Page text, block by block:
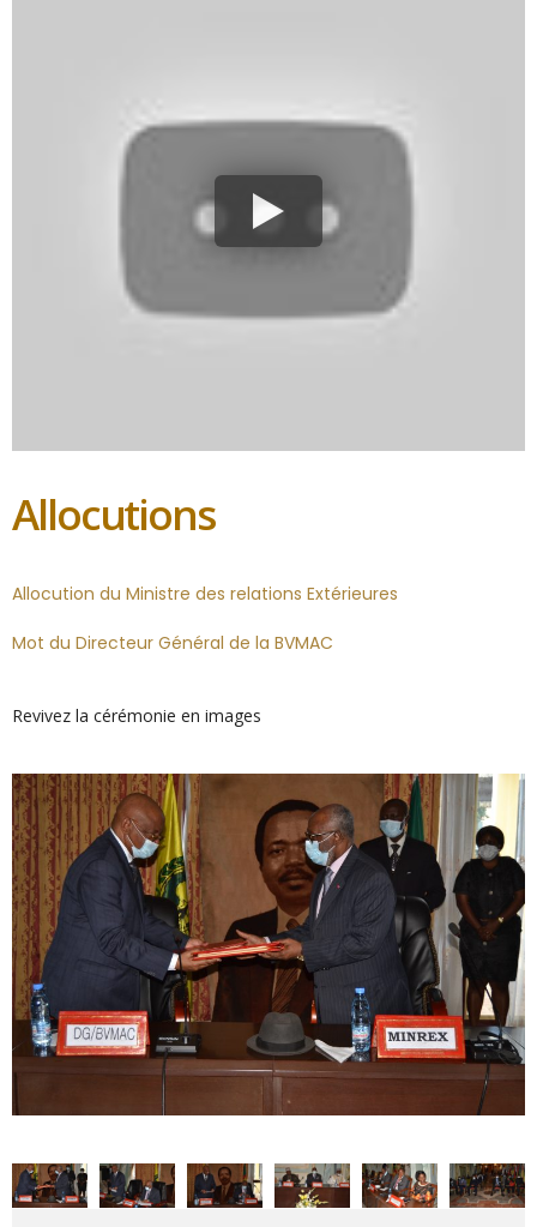
Allocutions
Allocution du Ministre des relations Extérieures
Mot du Directeur Général de la BVMAC
Revivez la cérémonie en images